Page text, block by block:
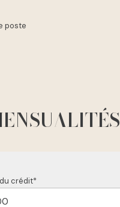
poste
crédit*